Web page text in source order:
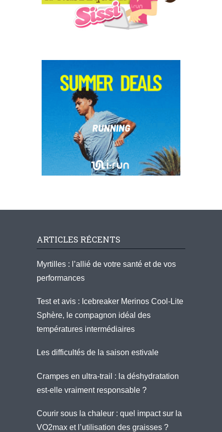
ARTICLES RÉCENTS
Myrtilles : l’allié de votre santé et de vos
performances
Test et avis : Icebreaker Merinos Cool-Lite
Sphère, le compagnon idéal des
températures intermédiaires
Les difficultés de la saison estivale
Crampes en ultra-trail : la déshydratation
est-elle vraiment responsable ?
Courir sous la chaleur : quel impact sur la
VO2max et l’utilisation des graisses ?